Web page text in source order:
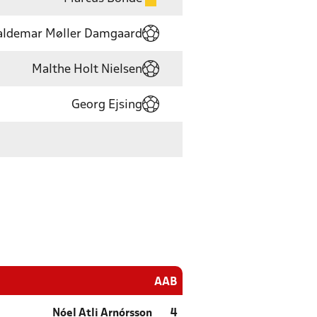
Møller Damgaard
Malthe Holt Nielsen
Georg Ejsing
AAB
Nóel Atli Arnórsson 4